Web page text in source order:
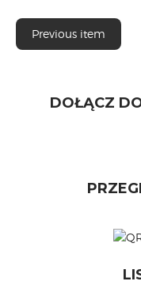
Previous item
DOŁĄCZ